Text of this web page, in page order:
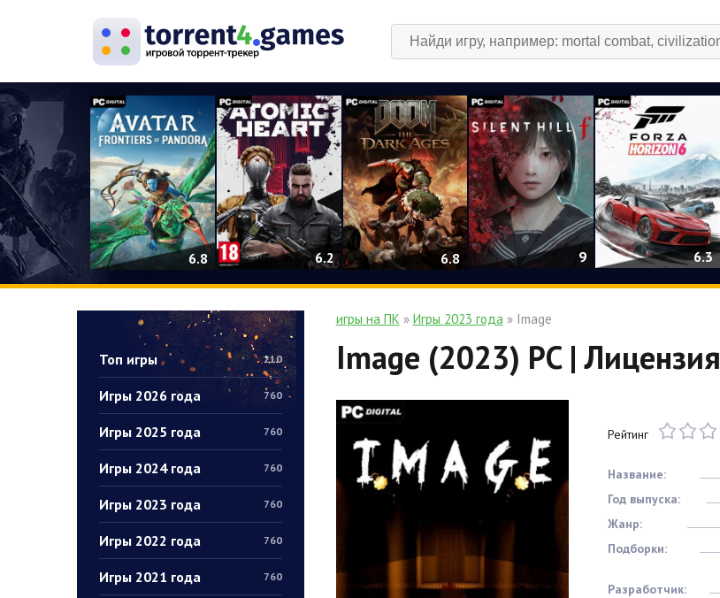
6.8 6.2 6.8 9 6.3
Топ игры 210
Игры 2026 года 760
Игры 2025 года 760
Игры 2024 года 760
Игры 2023 года 760
Игры 2022 года 760
Игры 2021 года 760
игры на ПК » Игры 2023 года» Image
Image (2023) PC | Лицензия
Рейтинг
Название:
Год выпуска:
Жанр:
Подборки:
Разработчик: